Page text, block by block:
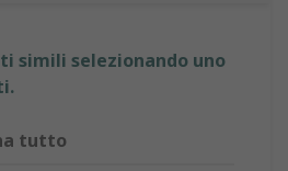
simili selezionando uno
tutto